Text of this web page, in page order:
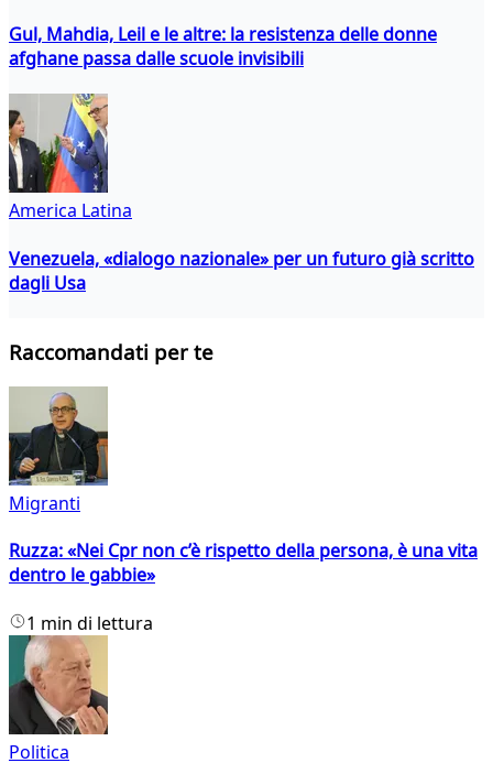
Gul, Mahdia, Leil e le altre: la resistenza delle donne
afghane passa dalle scuole invisibili
America Latina
Venezuela, «dialogo nazionale» per un futuro già scritto
dagli Usa
Raccomandati per te
Migranti
Ruzza: «Nei Cpr non c’è rispetto della persona, è una vita
dentro le gabbie»
1 min di lettura
Politica